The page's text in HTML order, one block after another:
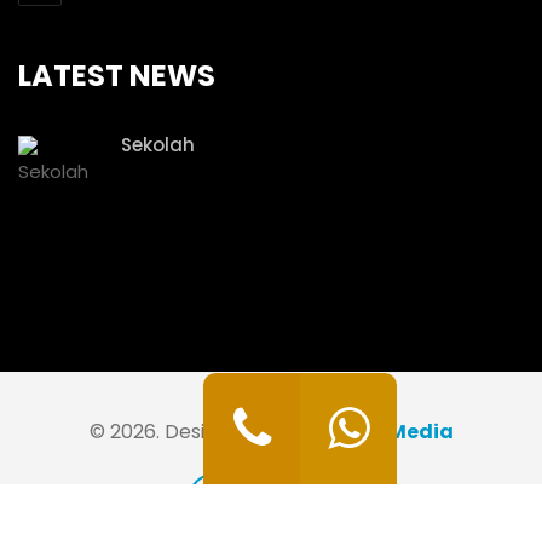
LATEST NEWS
Sekolah
© 2026. Designer By Java Web Media